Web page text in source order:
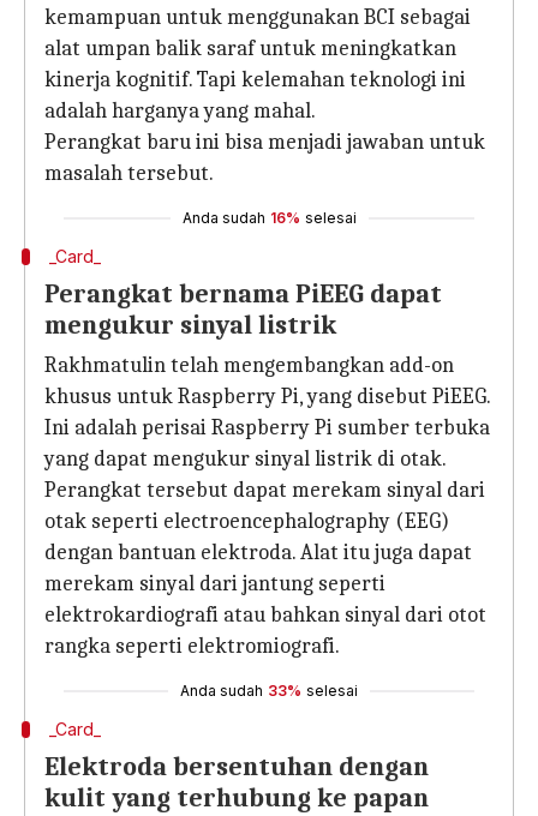
kemampuan untuk menggunakan BCI sebagai
alat umpan balik saraf untuk meningkatkan
kinerja kognitif. Tapi kelemahan teknologi ini
adalah harganya yang mahal.
Perangkat baru ini bisa menjadi jawaban untuk
masalah tersebut.
Anda sudah 16% selesai
_Card_
Perangkat bernama PiEEG dapat
mengukur sinyal listrik
Rakhmatulin telah mengembangkan add-on
khusus untuk Raspberry Pi, yang disebut PiEEG.
Ini adalah perisai Raspberry Pi sumber terbuka
yang dapat mengukur sinyal listrik di otak.
Perangkat tersebut dapat merekam sinyal dari
otak seperti electroencephalography (EEG)
dengan bantuan elektroda. Alat itu juga dapat
merekam sinyal dari jantung seperti
elektrokardiografi atau bahkan sinyal dari otot
rangka seperti elektromiografi.
Anda sudah 33% selesai
_Card_
Elektroda bersentuhan dengan
kulit yang terhubung ke papan